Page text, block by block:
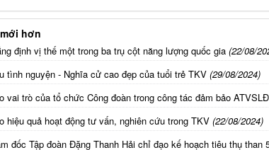
hơn
định vị thế một trong ba trụ cột năng lượng quốc gia (22/08/
tình nguyện - Nghĩa cử cao đẹp của tuổi trẻ TKV (29/08/2024)
vai trò của tổ chức Công đoàn trong công tác đảm bảo ATVSLĐ
hiệu quả hoạt động tư vấn, nghiên cứu trong TKV (22/08/2024)
đốc Tập đoàn Đặng Thanh Hải chỉ đạo kế hoạch tiêu thụ than